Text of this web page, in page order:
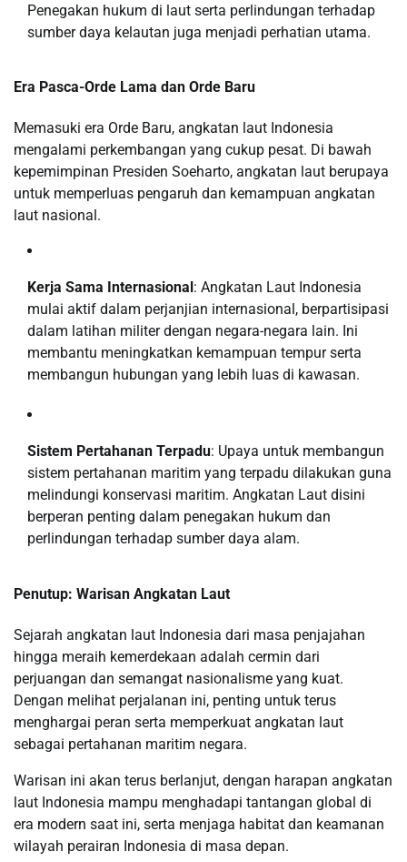
Penegakan hukum di laut serta perlindungan terhadap
sumber daya kelautan juga menjadi perhatian utama.
Era Pasca-Orde Lama dan Orde Baru
Memasuki era Orde Baru, angkatan laut Indonesia
mengalami perkembangan yang cukup pesat. Di bawah
kepemimpinan Presiden Soeharto, angkatan laut berupaya
untuk memperluas pengaruh dan kemampuan angkatan
laut nasional.
Kerja Sama Internasional : Angkatan Laut Indonesia
mulai aktif dalam perjanjian internasional, berpartisipasi
dalam latihan militer dengan negara-negara lain. Ini
membantu meningkatkan kemampuan tempur serta
membangun hubungan yang lebih luas di kawasan.
Sistem Pertahanan Terpadu: Upaya untuk membangun
sistem pertahanan maritim yang terpadu dilakukan guna
melindungi konservasi maritim. Angkatan Laut disini
berperan penting dalam penegakan hukum dan
perlindungan terhadap sumber daya alam.
Penutup: Warisan Angkatan Laut
Sejarah angkatan laut Indonesia dari masa penjajahan
hingga meraih kemerdekaan adalah cermin dari
perjuangan dan semangat nasionalisme yang kuat.
Dengan melihat perjalanan ini, penting untuk terus
menghargai peran serta memperkuat angkatan laut
sebagai pertahanan maritim negara.
Warisan ini akan terus berlanjut, dengan harapan angkatan
laut Indonesia mampu menghadapi tantangan global di
era modern saat ini, serta menjaga habitat dan keamanan
wilayah perairan Indonesia di masa depan.